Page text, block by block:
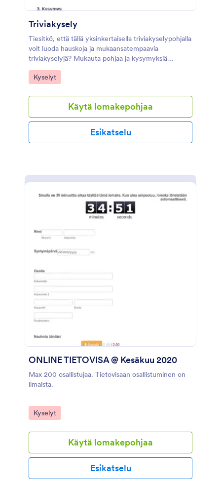
Triviakysely
Tiesitkö, että tällä yksinkertaisella triviakyselypohjalla
voit luoda hauskoja ja mukaansatempaavia
triviakyselyjä? Mukauta pohjaa ja kysymyksiä
haluamallasi tavalla, ja vastaanota tulokset
sähköpostitse. Trivia on täydellinen kavereiden
kampanjaan.
Go to Category:
Kyselyt
Käytä lomakepohjaa
Esikatselu
ONLINE TIETOVISA @ Kesäkuu 2020
Max 200 osallistujaa. Tietovisaan osallistuminen on
ilmaista.
Go to Category:
Kyselyt
Käytä lomakepohjaa
Esikatselu